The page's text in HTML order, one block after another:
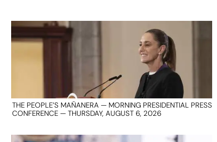
THE PEOPLE’S MAÑANERA — MORNING PRESIDENTIAL PRESS
CONFERENCE — THURSDAY, AUGUST 6, 2026